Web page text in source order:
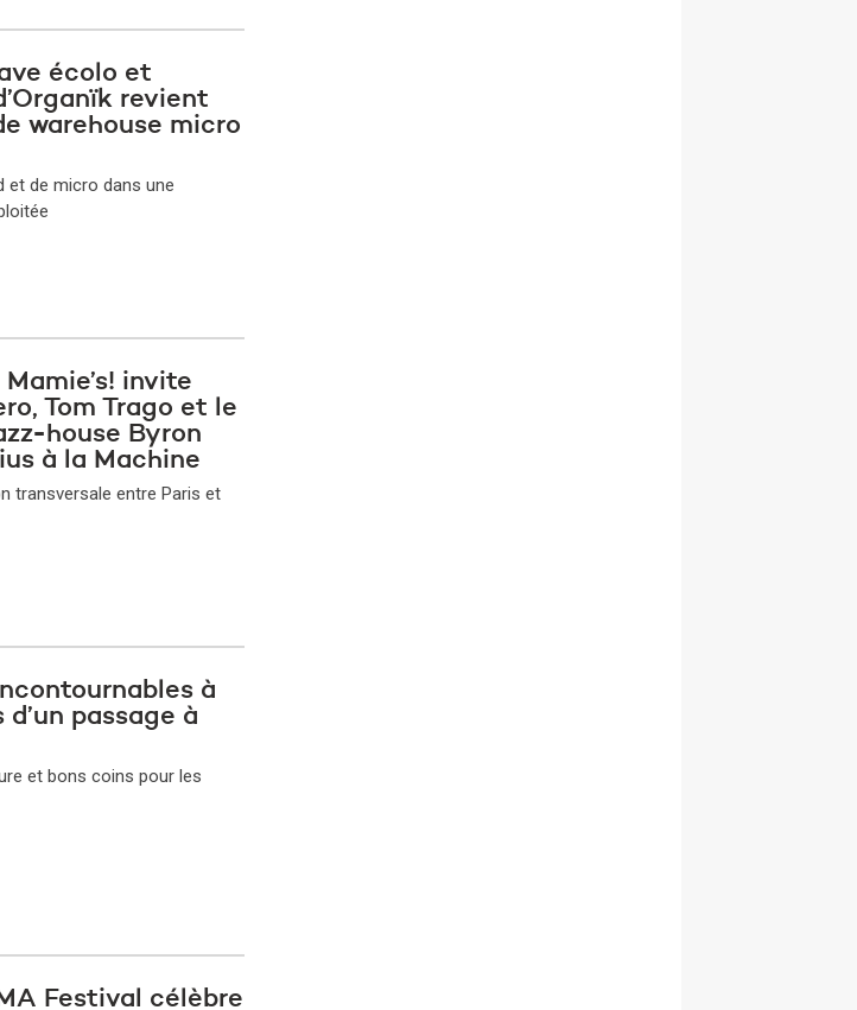
écolo et
revient
warehouse micro
et de micro dans une
invite
Tom Trago et le
house Byron
à la Machine
transversale entre Paris et
à
passage à
et bons coins pour les
Festival célèbre